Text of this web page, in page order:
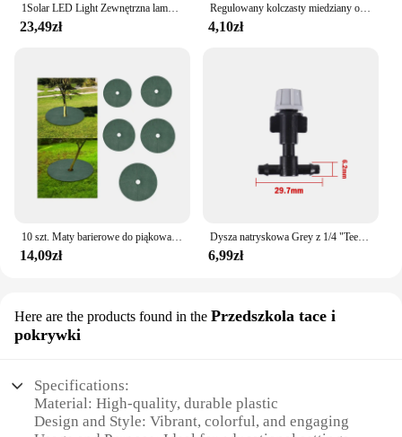
1Solar LED Light Zewnętrzna lampa ścienna na energię słoneczną IP65 Zielone światło ogrodowe Reflektory słoneczne Solar Uplights do drzew Ścieżka Podwórko
23,49zł
Regulowany kolczasty miedziany opryskiwacz ogrodnictwo nawadnianie zaparowanie zraszacz chłodzenie nawilżanie dezynfekcja opryskiwacz gwint Tee
4,10zł
10 szt. Maty barierowe do piąkowania drzew Ochrona drzew Przenośne antypoślizgowe plasterki drzewa Wykrawane tkaniny przeciwtrawiaste Ogrodnictwo rolnicze
14,09zł
Dysza natryskowa Grey z 1/4 "Tee zamgająca dysze przeciwmgielne ogrodowa parkowa do nawadniania zraszacza nawadniającego spryskiwacz chłodzący 10 szt
6,99zł
Here are the products found in the Przedszkola tace i
pokrywki
Specifications:
Material: High-quality, durable plastic
Design and Style: Vibrant, colorful, and engaging